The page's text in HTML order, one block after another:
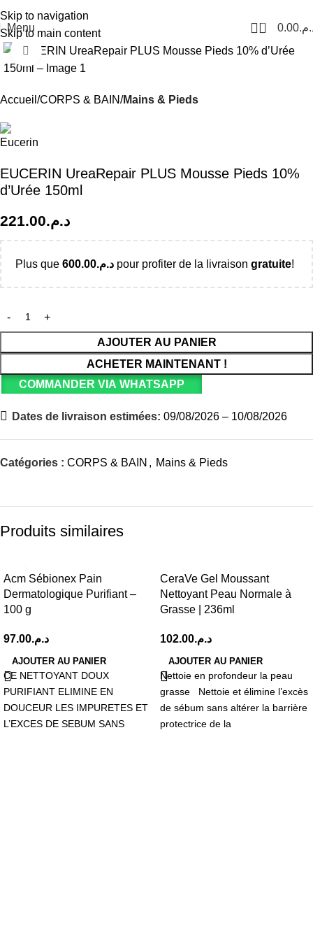
Skip to navigation
Skip to main content
Menu 0 0.00
Click to enlarge
Accueil CORPS & BAIN Mains & Pieds
EUCERIN UreaRepair PLUS Mousse Pieds 10%
d’Urée 150ml
د.م.221.00
Plus que د.م.600.00 pour profiter de la livraison gratuite!
AJOUTER AU PANIER
ACHETER MAINTENANT !
COMMANDER VIA WHATSAPP
Dates de livraison estimées: 09/08/2026 – 10/08/2026
Catégories : CORPS & BAIN , Mains & Pieds
Produits similaires
Acm Sébionex Pain
Dermatologique Purifiant –
100 g
د.م.97.00
AJOUTER AU PANIER
CE NETTOYANT DOUX
PURIFIANT ELIMINE EN
DOUCEUR LES IMPURETES ET
L’EXCES DE SEBUM SANS
CeraVe Gel Moussant
Nettoyant Peau Normale à
Grasse | 236ml
د.م.102.00
AJOUTER AU PANIER
Nettoie en profondeur la peau
grasse Nettoie et élimine l’excès
de sébum sans altérer la barrière
protectrice de la